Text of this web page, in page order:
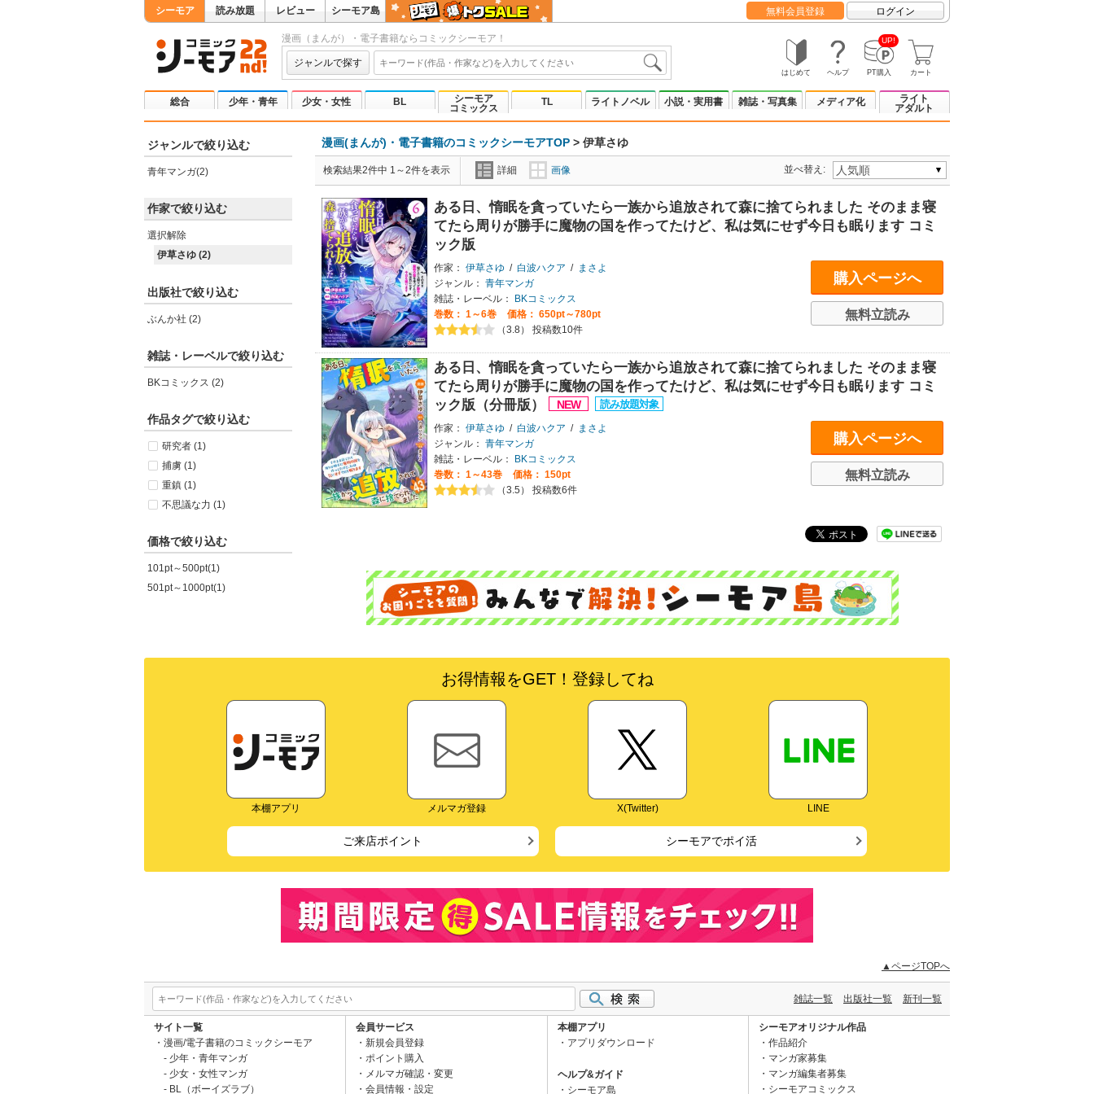
シーモア 読み放題 レビュー シーモア島 無料会員登録 ログイン
漫画（まんが）・電子書籍ならコミックシーモア！
ジャンルで探す
はじめて ヘルプ
UP!
PT購入 カート
総合 少年・青年 少女・女性 BL
シーモア
コミックス
TL ライトノベル 小説・実用書 雑誌・写真集 メディア化
ライト
アダルト
ジャンルで絞り込む
青年マンガ(2)
作家で絞り込む
選択解除
伊草さゆ (2)
出版社で絞り込む
ぶんか社 (2)
雑誌・レーベルで絞り込む
BKコミックス (2)
作品タグで絞り込む
研究者 (1)
捕虜 (1)
重鎮 (1)
不思議な力 (1)
価格で絞り込む
101pt～500pt(1)
501pt～1000pt(1)
漫画(まんが)・電子書籍のコミックシーモアTOP > 伊草さゆ
検索結果2件中 1～2件を表示 詳細 画像 並べ替え:
ある日、惰眠を貪っていたら一族から追放されて森に捨てられました そのまま寝
てたら周りが勝手に魔物の国を作ってたけど、私は気にせず今日も眠ります コミ
ック版
作家： 伊草さゆ / 白波ハクア /
まさよ
ジャンル： 青年マンガ
雑誌・レーベル：
BKコミックス
巻数： 1～6巻
価格： 650pt～780pt
（3.8） 投稿数10件
購入ページへ
無料立読み
ある日、惰眠を貪っていたら一族から追放されて森に捨てられました そのまま寝
てたら周りが勝手に魔物の国を作ってたけど、私は気にせず今日も眠ります コミ
ック版（分冊版）
作家： 伊草さゆ / 白波ハクア /
まさよ
ジャンル： 青年マンガ
雑誌・レーベル：
BKコミックス
巻数： 1～43巻
価格： 150pt
（3.5） 投稿数6件
購入ページへ
無料立読み
お得情報をGET！登録してね
本棚アプリ メルマガ登録 X(Twitter) LINE
ご来店ポイント シーモアでポイ活
▲ページTOPへ
雑誌一覧 出版社一覧 新刊一覧
サイト一覧
漫画/電子書籍のコミックシーモア
少年・青年マンガ
少女・女性マンガ
BL（ボーイズラブ）
会員サービス
新規会員登録
ポイント購入
メルマガ確認・変更
会員情報・設定
本棚アプリ
アプリダウンロード
ヘルプ&ガイド
シーモア島
シーモアオリジナル作品
作品紹介
マンガ家募集
マンガ編集者募集
シーモアコミックス